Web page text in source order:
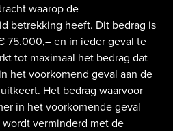
waarop de
betrekking heeft. Dit bedrag is
75.000,– en in ieder geval te
tot maximaal het bedrag dat
het voorkomend geval aan de
Het bedrag waarvoor
in het voorkomende geval
wordt verminderd met de